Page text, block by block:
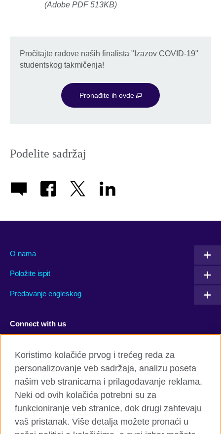
(Adobe PDF 513KB)
Pročitajte radove naših finalista "Izazov COVID-19"
studentskog takmičenja!
Pronađite ih ovde
Podelite sadržaj
O nama
Položite ispit
Predavanje engleskog
Connect with us
YouTube Flickr
TikTok
Koristimo kolačiće prvog i trećeg reda za
personalizovanje veb sadržaja, analizu poseta
našim veb stranicama i prilagođavanje reklama.
Neki od ovih kolačića potrebni su za
funkcioniranje veb stranice, dok drugi zahtevaju
vaš pristanak. Više detalja možete pronaći u